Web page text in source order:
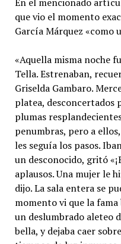
que vio el momento
García Márquez «como
«Aquella misma noche
Tella. Estrenaban,
Griselda Gambaro.
platea, desconcertados
plumas
penumbras, pero a
les seguía los pasos.
un desconocido, gritó
aplausos. Una mujer le
dijo. La sala entera se
momento vi que la
un deslumbrado aleteo
bella, y dejaba caer